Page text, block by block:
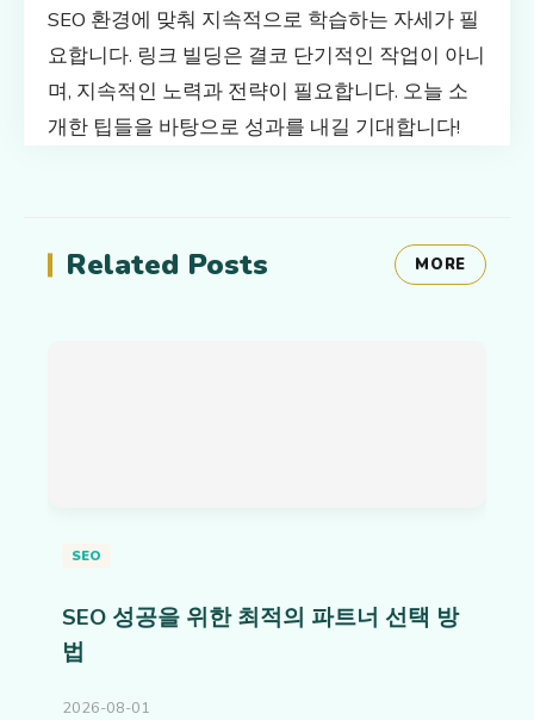
SEO 환경에 맞춰 지속적으로 학습하는 자세가 필
요합니다. 링크 빌딩은 결코 단기적인 작업이 아니
며, 지속적인 노력과 전략이 필요합니다. 오늘 소
개한 팁들을 바탕으로 성과를 내길 기대합니다!
Related Posts MORE
SEO
SEO 성공을 위한 최적의 파트너 선택 방
법
2026-08-01